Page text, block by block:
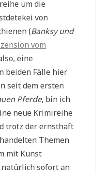
um die
von
(Banksy und
vom
eine
beiden Fälle hier
seit dem ersten
Pferde, bin ich
neue Krimireihe
trotz der ernsthaft
Themen
mit Kunst
sofort an